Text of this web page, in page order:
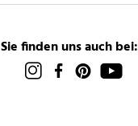
Sie finden uns auch bei: